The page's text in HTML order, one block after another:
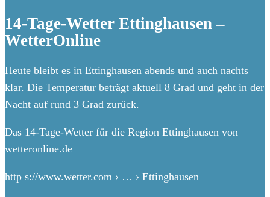
14-Tage-Wetter Ettinghausen –
WetterOnline
Heute bleibt es in Ettinghausen abends und auch nachts
klar. Die Temperatur beträgt aktuell 8 Grad und geht in der
Nacht auf rund 3 Grad zurück.
Das 14-Tage-Wetter für die Region Ettinghausen von
wetteronline.de
http s://www.wetter.com › … › Ettinghausen